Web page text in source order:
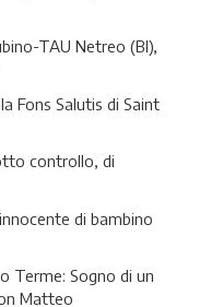
TAU Netreo (BI),
Fons Salutis di Saint
controllo, di
di bambino
Terme: Sogno di un
Matteo